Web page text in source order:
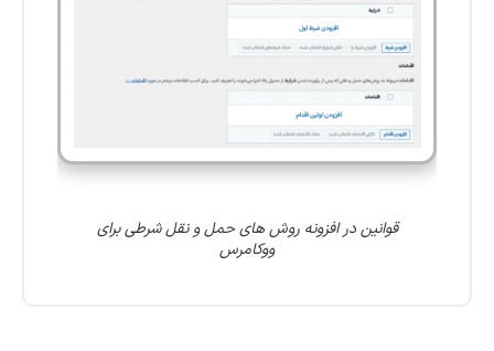
قوانین در افزونه روش های حمل و نقل شرطی برای
ووکامرس